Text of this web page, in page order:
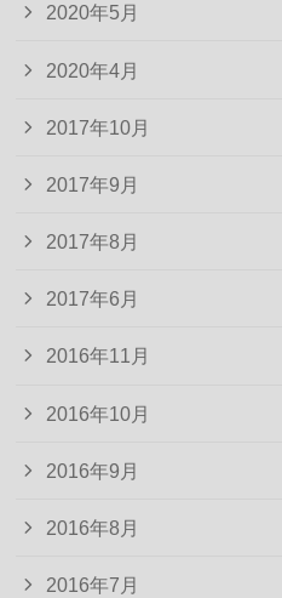
2020年5月
2020年4月
2017年10月
2017年9月
2017年8月
2017年6月
2016年11月
2016年10月
2016年9月
2016年8月
2016年7月